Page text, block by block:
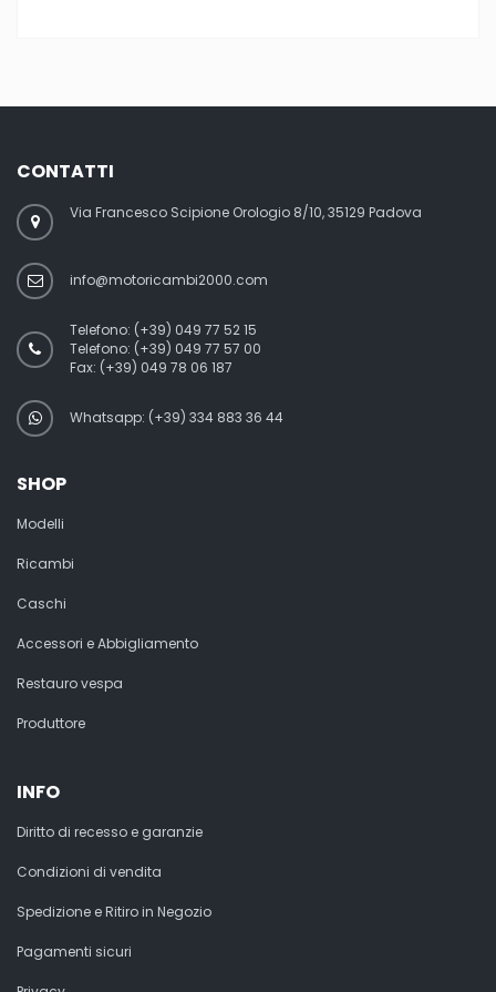
CONTATTI
Via Francesco Scipione Orologio 8/10, 35129 Padova
info@motoricambi2000.com
Telefono: (+39) 049 77 52 15
Telefono: (+39) 049 77 57 00
Fax: (+39) 049 78 06 187
Whatsapp: (+39) 334 883 36 44
SHOP
Modelli
Ricambi
Caschi
Accessori e Abbigliamento
Restauro vespa
Produttore
INFO
Diritto di recesso e garanzie
Condizioni di vendita
Spedizione e Ritiro in Negozio
Pagamenti sicuri